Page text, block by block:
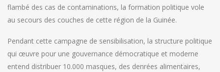
flambé des cas de contaminations, la formation politique vole
au secours des couches de cette région de la Guinée.
Pendant cette campagne de sensibilisation, la structure politique
qui œuvre pour une gouvernance démocratique et moderne
entend distribuer 10.000 masques, des denrées alimentaires,